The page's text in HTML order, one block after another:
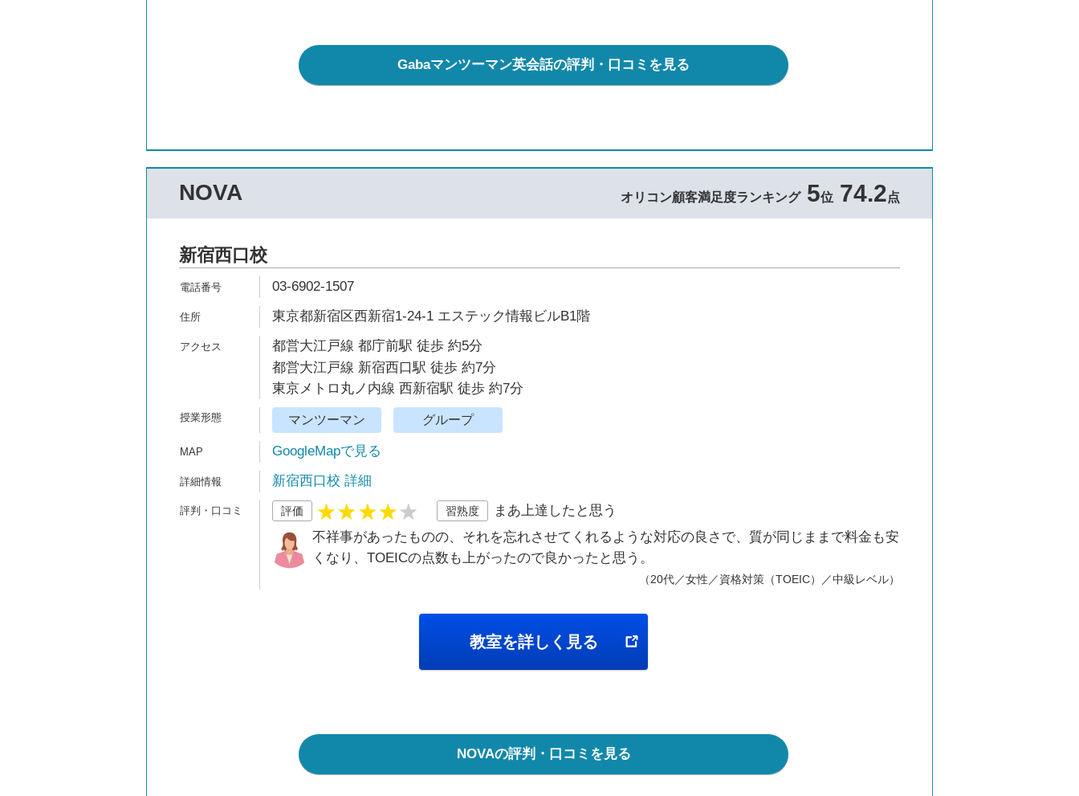
Gabaマンツーマン英会話の評判・口コミを見る
NOVA オリコン顧客満足度ランキング5位 74.2点
新宿西口校
03-6902-1507
東京都新宿区西新宿1-24-1 エステック情報ビルB1階
都営大江戸線 都庁前駅 徒歩 約5分
都営大江戸線 新宿西口駅 徒歩 約7分
東京メトロ丸ノ内線 西新宿駅 徒歩 約7分
マンツーマン グループ
GoogleMapで見る
新宿西口校 詳細
評価 習熟度
まあ上達したと思う
不祥事があったものの、それを忘れさせてくれるような対応の良さで、質が同じままで料金も安
くなり、TOEICの点数も上がったので良かったと思う。
（20代／女性／資格対策（TOEIC）／中級レベル）
教室を詳しく見る
NOVAの評判・口コミを見る